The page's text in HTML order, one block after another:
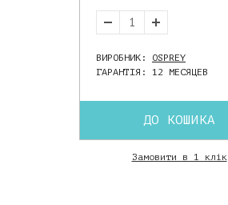
ВИРОБНИК: OSPREY
ГАРАНТІЯ: 12 МЕСЯЦЕВ
ДО КОШИКА
Замовити в 1 клік